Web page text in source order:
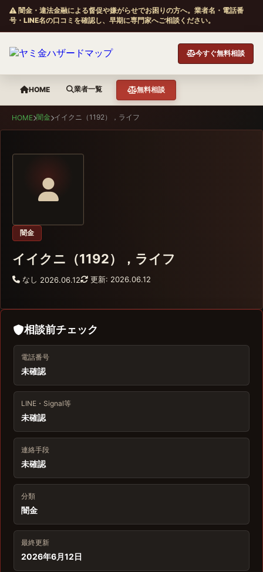
闇金・違法金融による督促や嫌がらせでお困りの方へ。業者名・電話番
号・LINE名の口コミを確認し、早期に専門家へご相談ください。
今すぐ無料相談
HOME 業者一覧 無料相談
HOME 闇金 イイクニ（1192），ライフ
闇金
イイクニ（1192），ライフ
なし 2026.06.12 更新: 2026.06.12
相談前チェック
電話番号
未確認
LINE・Signal等
未確認
連絡手段
未確認
分類
闇金
最終更新
2026年6月12日